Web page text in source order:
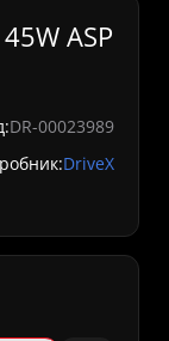
ASP
DR-00023989
DriveX